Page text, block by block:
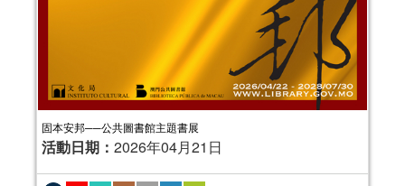
固本安邦──公共圖書館主題書展
活動日期： 2026年04月21日